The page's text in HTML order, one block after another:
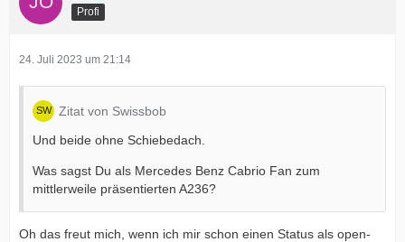
Profi
24. Juli 2023 um 21:14
Zitat von Swissbob
Und beide ohne Schiebedach.
Was sagst Du als Mercedes Benz Cabrio Fan zum
mittlerweile präsentierten A236?
Oh das freut mich, wenn ich mir schon einen Status als open-